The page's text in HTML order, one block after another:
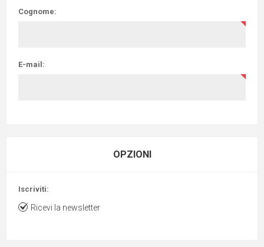
Cognome:
E-mail:
OPZIONI
Iscriviti:
Ricevi la newsletter